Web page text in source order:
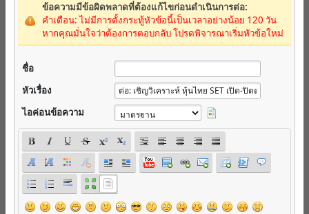
ข้อความมีข้อผิดพลาดที่ต้องแก้ไขก่อนดำเนินการต่อ:
คำเตือน: ไม่มีการตั้งกระทู้หัวข้อนี้เป็นเวลาอย่างน้อย 120 วัน
หากคุณมั่นใจว่าต้องการตอบกลับ โปรดพิจารณาเริ่มหัวข้อใหม่
ชื่อ
หัวเรื่อง
ไอค่อนข้อความ